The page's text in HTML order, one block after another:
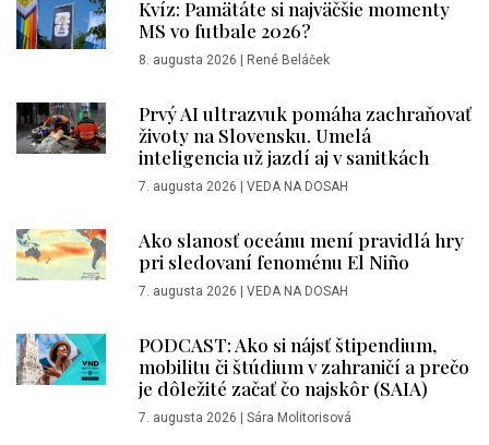
Kvíz: Pamätáte si najväčšie momenty
MS vo futbale 2026?
8. augusta 2026 René Beláček
Prvý AI ultrazvuk pomáha zachraňovať
životy na Slovensku. Umelá
inteligencia už jazdí aj v sanitkách
7. augusta 2026 VEDA NA DOSAH
Ako slanosť oceánu mení pravidlá hry
pri sledovaní fenoménu El Niño
7. augusta 2026 VEDA NA DOSAH
PODCAST: Ako si nájsť štipendium,
mobilitu či štúdium v zahraničí a prečo
je dôležité začať čo najskôr (SAIA)
7. augusta 2026 Sára Molitorisová